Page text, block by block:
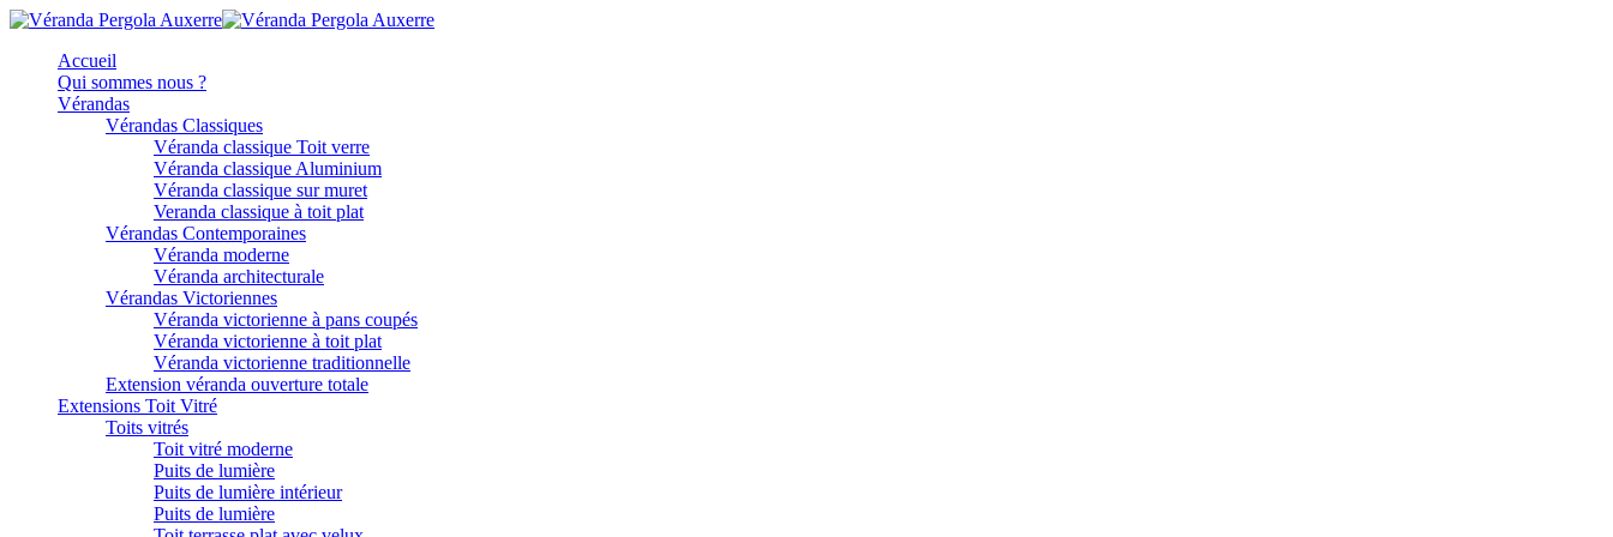
Accueil
Qui sommes nous ?
Vérandas
Vérandas Classiques
Véranda classique Toit verre
Véranda classique Aluminium
Véranda classique sur muret
Veranda classique à toit plat
Vérandas Contemporaines
Véranda moderne
Véranda architecturale
Vérandas Victoriennes
Véranda victorienne à pans coupés
Véranda victorienne à toit plat
Véranda victorienne traditionnelle
Extension véranda ouverture totale
Extensions Toit Vitré
Toits vitrés
Toit vitré moderne
Puits de lumière
Puits de lumière intérieur
Puits de lumière